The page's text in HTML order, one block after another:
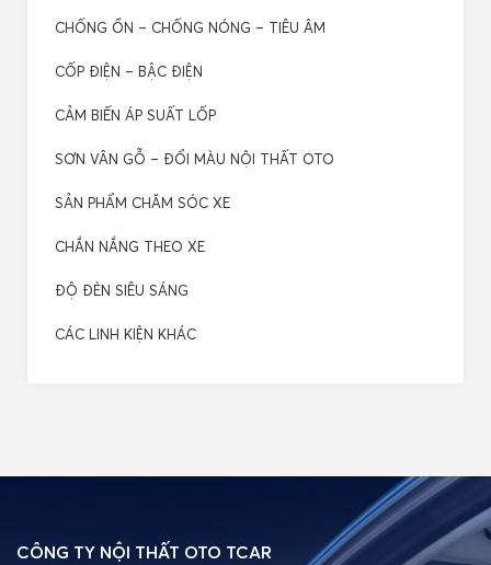
CHỐNG ỒN – CHỐNG NÓNG – TIÊU ÂM
CỐP ĐIỆN – BẬC ĐIỆN
CẢM BIẾN ÁP SUẤT LỐP
SƠN VÂN GỖ – ĐỔI MÀU NỘI THẤT OTO
SẢN PHẨM CHĂM SÓC XE
CHẮN NẮNG THEO XE
ĐỘ ĐÈN SIÊU SÁNG
CÁC LINH KIỆN KHÁC
CÔNG TY NỘI THẤT OTO TCAR